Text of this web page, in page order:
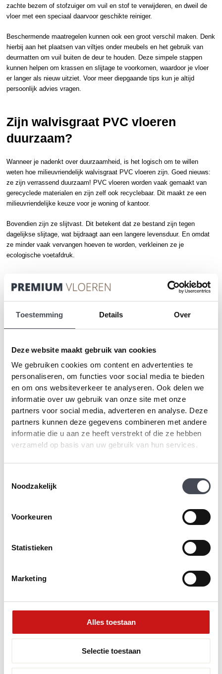
Toestemming Details Over
Deze website maakt gebruik van cookies
We gebruiken cookies om content en advertenties te
personaliseren, om functies voor social media te bieden
en om ons websiteverkeer te analyseren. Ook delen we
informatie over uw gebruik van onze site met onze
partners voor social media, adverteren en analyse. Deze
partners kunnen deze gegevens combineren met andere
informatie die u aan ze heeft verstrekt of die ze hebben
verzameld op basis van uw gebruik van hun services.
Noodzakelijk
Voorkeuren
Statistieken
Marketing
Alles toestaan
Selectie toestaan
zachte bezem of stofzuiger om vuil en stof te verwijderen, en dweil de
vloer met een speciaal daarvoor geschikte reiniger.
Beschermende maatregelen kunnen ook een groot verschil maken. Denk
hierbij aan het plaatsen van viltjes onder meubels en het gebruik van
deurmatten om vuil buiten de deur te houden. Deze simpele stappen
kunnen helpen om krassen en slijtage te voorkomen, waardoor je vloer
er langer als nieuw uitziet. Voor meer diepgaande tips kun je altijd
persoonlijk advies vragen.
Zijn walvisgraat PVC vloeren
duurzaam?
Wanneer je nadenkt over duurzaamheid, is het logisch om te willen
weten hoe milieuvriendelijk walvisgraat PVC vloeren zijn. Goed nieuws:
ze zijn verrassend duurzaam! PVC vloeren worden vaak gemaakt van
gerecyclede materialen en zijn zelf ook recyclebaar. Dit maakt ze een
milieuvriendelijke keuze voor je woning of kantoor.
Bovendien zijn ze slijtvast. Dit betekent dat ze bestand zijn tegen
dagelijkse slijtage, wat bijdraagt aan een langere levensduur. En omdat
ze minder vaak vervangen hoeven te worden, verkleinen ze je
ecologische voetafdruk.
Wat zijn de voordelen van
walvisgraat PVC vloeren ten
opzichte van andere vloertypes?
van andere vloertypes zoals laminaat en hout. Eerst en vooral is er het
onderhoudsgemak. PVC vloeren zijn eenvoudig schoon te maken en
vereisen geen speciale behandelingen zoals schuren of lakken.
Daarnaast is de prijs vaak aantrekkelijker in vergelijking met natuurlijke
materialen. En laten we de esthetiek niet vergeten! Een walvisgraat
patroon geeft je ruimte een elegante en moderne uitstraling, zonder de
nadelen van een houten vloer. Twijfel je nog? Bekijk dan onze
walvisgraat collectie voor inspiratie.
aankoop van een walvisgraat PVC
Bij de aankoop van een walvisgraat PVC vloer zijn er een aantal zaken
PVC vloeren gaan langer mee en zien er beter uit. Controleer altijd of de
op extra kosten zoals installatie en verzending. Bij ons bieden we
bijvoorbeeld gratis verzending bij bestellingen boven de €250. Dit kan
een groot verschil maken in het totale kostenplaatje. Zo maak je een